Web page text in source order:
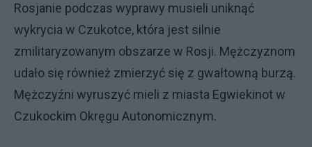
Rosjanie podczas wyprawy musieli uniknąć
wykrycia w Czukotce, która jest silnie
zmilitaryzowanym obszarze w Rosji. Mężczyznom
udało się również zmierzyć się z gwałtowną burzą.
Mężczyźni wyruszyć mieli z miasta Egwiekinot w
Czukockim Okręgu Autonomicznym.